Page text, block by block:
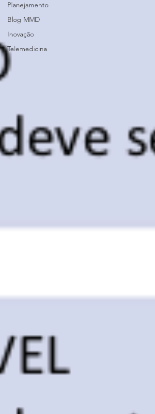
Planejamento
Blog MMD
Inovação
Telemedicina